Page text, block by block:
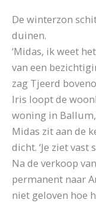
De winterzon
duinen.
‘Midas, ik weet
van een
zag Tjeerd
Iris loopt de
woning in
Midas zit aan de
dicht. ‘Je ziet vast
Na de verkoop
permanent naar
niet geloven hoe